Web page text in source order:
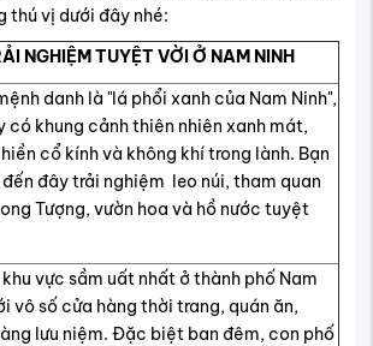
thú vị dưới đây nhé:
NGHIỆM TUYỆT VỜI Ở NAM NINH
danh là "lá phổi xanh của Nam Ninh",
có khung cảnh thiên nhiên xanh mát,
cổ kính và không khí trong lành. Bạn
đây trải nghiệm leo núi, tham quan
Tượng, vườn hoa và hồ nước tuyệt
vực sầm uất nhất ở thành phố Nam
vô số cửa hàng thời trang, quán ăn,
lưu niệm. Đặc biệt ban đêm, con phố